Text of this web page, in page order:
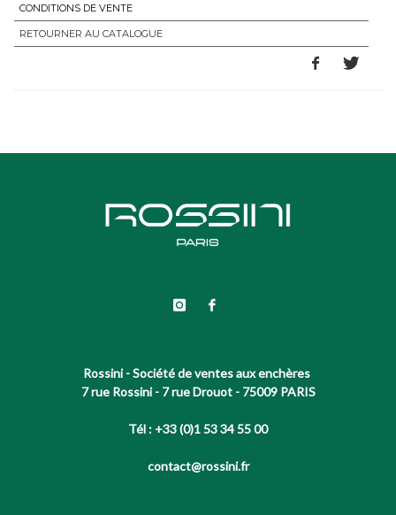
CONDITIONS DE VENTE
RETOURNER AU CATALOGUE
Rossini - Société de ventes aux enchères
7 rue Rossini - 7 rue Drouot - 75009 PARIS
Tél : +33 (0)1 53 34 55 00
contact@rossini.fr